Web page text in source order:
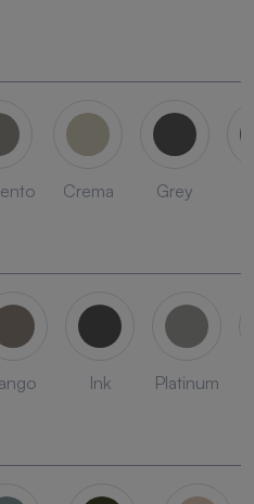
Crema Grey
Ink Platinum